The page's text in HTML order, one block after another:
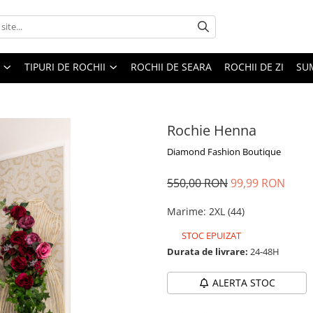
TIPURI DE ROCHII ROCHII DE SEARA ROCHII DE ZI
Rochie Henna
Diamond Fashion Boutique
550,00 RON99,99 RON
Marime: 2XL (44)
STOC EPUIZAT
Durata de livrare: 24-48H
ALERTA STOC